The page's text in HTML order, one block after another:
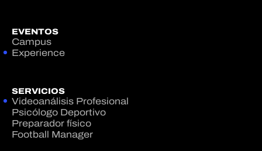
EVENTOS
Campus
Experience
SERVICIOS
Videoanálisis Profesional
Psicólogo Deportivo
Preparador físico
Football Manager